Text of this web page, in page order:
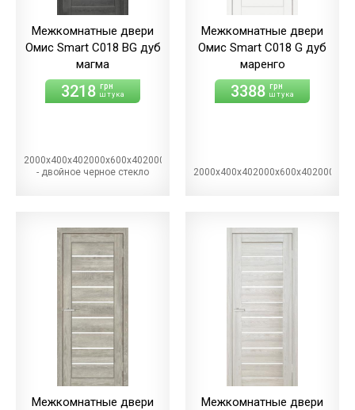
Межкомнатные двери
Омис Smart С018 BG дуб
магма
3218 грн
штука
2000х400х402000х600х402000х700х402000х800х402000х900х40BG
- двойное черное стекло
Межкомнатные двери
Омис Smart С018 G дуб
маренго
3388 грн
штука
Межкомнатные двери
Межкомнатные двери